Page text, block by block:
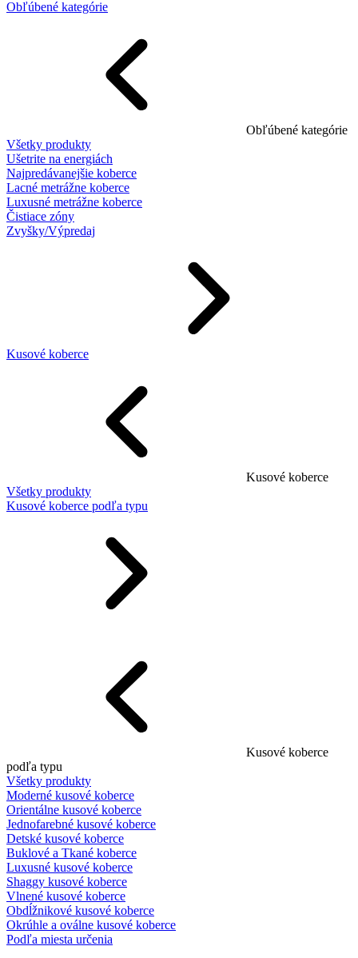
Obľúbené kategórie
Obľúbené kategórie
Všetky produkty
Ušetrite na energiách
Najpredávanejšie koberce
Lacné metrážne koberce
Luxusné metrážne koberce
Čistiace zóny
Zvyšky/Výpredaj
Kusové koberce
Kusové koberce
Všetky produkty
Kusové koberce podľa typu
Kusové koberce
podľa typu
Všetky produkty
Moderné kusové koberce
Orientálne kusové koberce
Jednofarebné kusové koberce
Detské kusové koberce
Buklové a Tkané koberce
Luxusné kusové koberce
Shaggy kusové koberce
Vlnené kusové koberce
Obdĺžnikové kusové koberce
Okrúhle a oválne kusové koberce
Podľa miesta určenia